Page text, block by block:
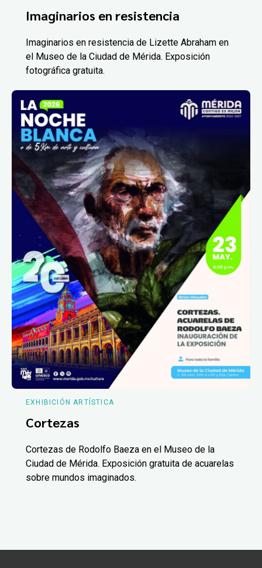
Imaginarios en resistencia
Imaginarios en resistencia de Lizette Abraham en
el Museo de la Ciudad de Mérida. Exposición
fotográfica gratuita.
EXHIBICIÓN ARTÍSTICA
Cortezas
Cortezas de Rodolfo Baeza en el Museo de la
Ciudad de Mérida. Exposición gratuita de acuarelas
sobre mundos imaginados.